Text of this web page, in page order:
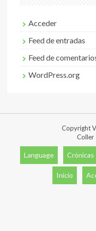
Acceder
Feed de entradas
Feed de
WordPress.org
Copyright
Coller
Language Crónicas
Inicio